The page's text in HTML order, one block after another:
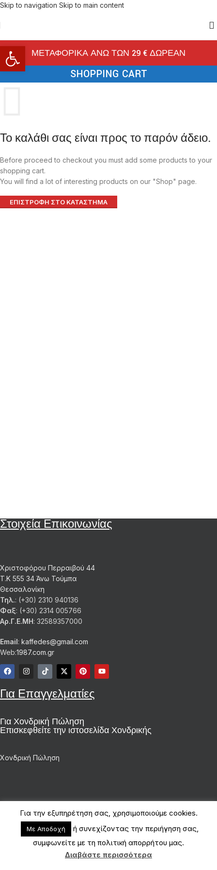
Skip to navigation Skip to main content
ΜΕΤΑΦΟΡΙΚΑ ΑΝΩ ΤΩΝ 29 € ΔΩΡΕΑΝ
SHOPPING CART
Το καλάθι σας είναι προς το παρόν άδειο.
Before proceed to checkout you must add some products to your
shopping cart.
You will find a lot of interesting products on our "Shop" page.
ΕΠΙΣΤΡΟΦΉ ΣΤΟ ΚΑΤΆΣΤΗΜΑ
Στοιχεία Επικοινωνίας
Χριστοφόρου Περραιβού 44
Τ.Κ 555 34 Άνω Τούμπα
Θεσσαλονίκη
Τηλ.: (+30) 2310 940136
Φαξ: (+30) 2314 005766
Αρ.Γ.Ε.ΜΗ: 32589357000
Email: kaffedes@gmail.com
Web:1987.com.gr
Για Επαγγελματίες
Για Χονδρική Πώληση
Επισκεφθείτε την ιστοσελίδα Χονδρικής
Χονδρική Πώληση
Πληροφορίες
Για την εξυπηρέτηση σας, χρησιμοποιούμε cookies.
Με Αποδοχή
ή συνεχίζοντας την περιήγηση σας,
συμφωνείτε με τη πολιτική απορρήτου μας.
Διαβάστε περισσότερα
Ανοίξτε τη γραμμή εργαλείων